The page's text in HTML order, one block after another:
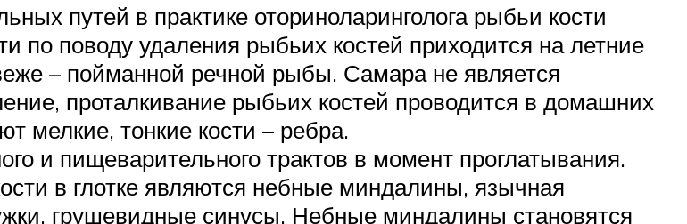
путей в практике оториноларинголога рыбьи кости
по поводу удаления рыбьих костей приходится на летние
– пойманной речной рыбы. Самара не является
проталкивание рыбьих костей проводится в домашних
мелкие, тонкие кости – ребра.
и пищеварительного трактов в момент проглатывания.
в глотке являются небные миндалины, язычная
грушевидные синусы. Небные миндалины становятся